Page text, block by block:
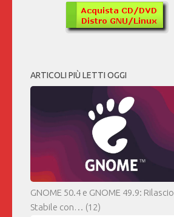
ARTICOLI PIÙ LETTI OGGI
GNOME 50.4 e GNOME 49.9: Rilascio
Stabile con… (12)